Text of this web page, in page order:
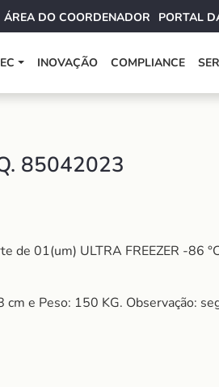
ÁREA DO COORDENADOR PORTAL
INOVAÇÃO COMPLIANCE
85042023
de 01(um) ULTRA FREEZER -86
e Peso: 150 KG. Observação: